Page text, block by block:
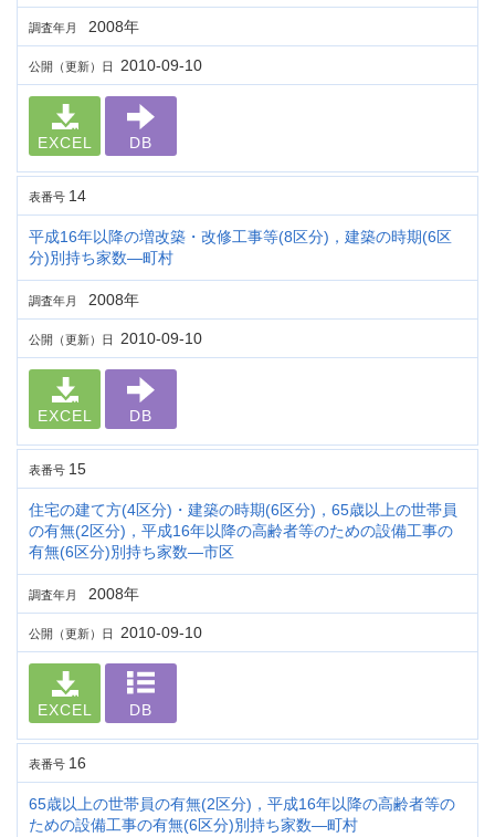
調査年月 2008年
公開（更新）日 2010-09-10
EXCEL DB
表番号 14
平成16年以降の増改築・改修工事等(8区分)，建築の時期(6区
分)別持ち家数―町村
調査年月 2008年
公開（更新）日 2010-09-10
EXCEL DB
表番号 15
住宅の建て方(4区分)・建築の時期(6区分)，65歳以上の世帯員
の有無(2区分)，平成16年以降の高齢者等のための設備工事の
有無(6区分)別持ち家数―市区
調査年月 2008年
公開（更新）日 2010-09-10
EXCEL DB
表番号 16
65歳以上の世帯員の有無(2区分)，平成16年以降の高齢者等の
ための設備工事の有無(6区分)別持ち家数―町村